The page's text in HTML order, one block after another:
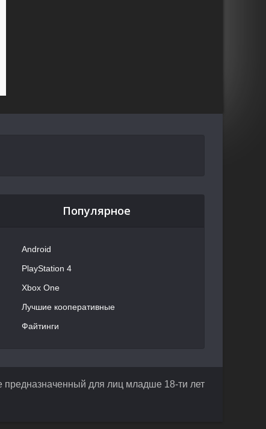
Популярное
Android
PlayStation 4
Xbox One
Лучшие кооперативные
Файтинги